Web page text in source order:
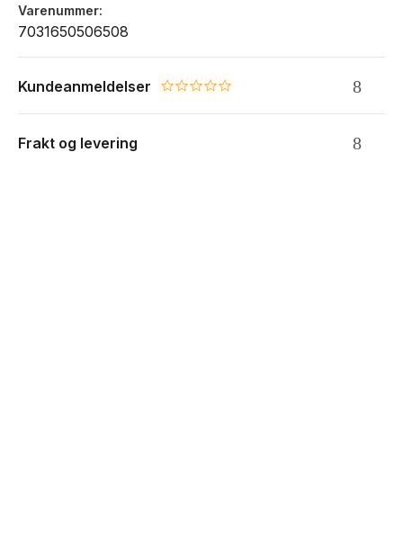
Varenummer
7031650506508
Kundeanmeldelser 0.0 star rating
Frakt og levering